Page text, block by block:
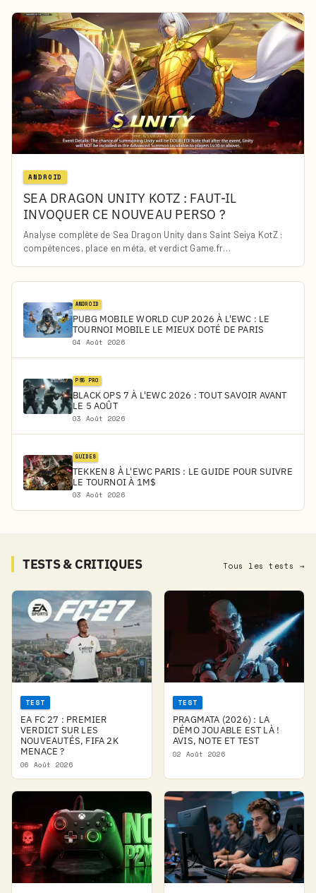
ANDROID
SEA DRAGON UNITY KOTZ : FAUT-IL
INVOQUER CE NOUVEAU PERSO ?
Analyse complète de Sea Dragon Unity dans Saint Seiya KotZ :
compétences, place en méta, et verdict Game.fr…
ANDROID
PUBG MOBILE WORLD CUP 2026 À L'EWC : LE
TOURNOI MOBILE LE MIEUX DOTÉ DE PARIS
04 Août 2026
PS5 PRO
BLACK OPS 7 À L'EWC 2026 : TOUT SAVOIR AVANT
LE 5 AOÛT
03 Août 2026
GUIDES
TEKKEN 8 À L'EWC PARIS : LE GUIDE POUR SUIVRE
LE TOURNOI À 1M$
03 Août 2026
TESTS & CRITIQUES Tous les tests →
TEST
EA FC 27 : PREMIER
VERDICT SUR LES
NOUVEAUTÉS, FIFA 2K
MENACE ?
06 Août 2026
TEST
PRAGMATA (2026) : LA
DÉMO JOUABLE EST LÀ !
AVIS, NOTE ET TEST
02 Août 2026